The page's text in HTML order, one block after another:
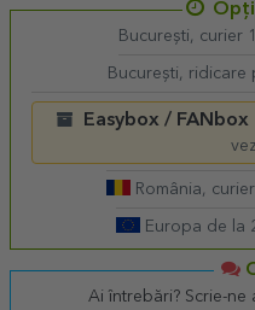
București, curier
București, ridicare
Easybox / FANbox
România,
Europa de la
Ai întrebări? Scrie-ne